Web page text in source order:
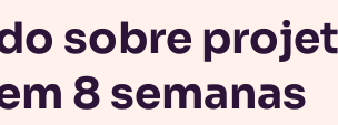
sobre
8 semanas